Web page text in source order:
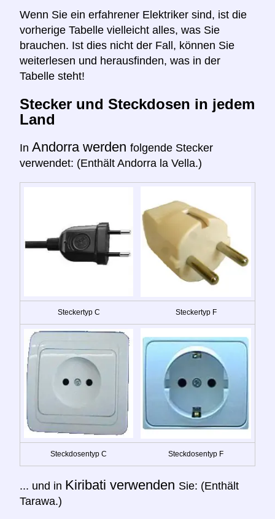
Wenn Sie ein erfahrener Elektriker sind, ist die
vorherige Tabelle vielleicht alles, was Sie
brauchen. Ist dies nicht der Fall, können Sie
weiterlesen und herausfinden, was in der
Tabelle steht!
Stecker und Steckdosen in jedem
Land
In Andorra werden folgende Stecker
verwendet: (Enthält Andorra la Vella.)
Steckertyp C Steckertyp F
Steckdosentyp C Steckdosentyp F
... und in Kiribati verwenden Sie: (Enthält
Tarawa.)